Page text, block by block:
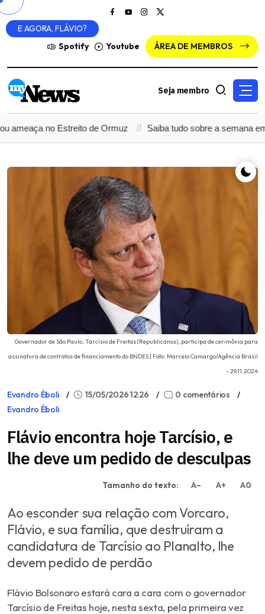
Spotify Youtube ÁREA DE MEMBROS
Seja membro
no Estreito de Ormuz Saiba tudo sobre a semana em
Governador de São Paulo, Tarcísio de Freitas (Republicanos), participa de cerimônia para
assinatura de contratos de financiamento do BNDES | Foto: Marcelo Camargo/Agência Brasil
- 29.11.2024
E AGORA, FLÁVIO?
Evandro Éboli 15/05/2026 12:26
0 comentários
Evandro Éboli
Flávio encontra hoje Tarcísio, e
lhe deve um pedido de desculpas
Tamanho do texto: A– A+ A0
Ao esconder sua relação com Vorcaro,
Flávio, e sua família, que destruíram a
candidatura de Tarcísio ao Planalto, lhe
devem pedido de perdão
Flávio Bolsonaro estará cara a cara com o governador
Tarcísio de Freitas hoje, nesta sexta, pela primeira vez